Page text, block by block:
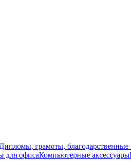
Дипломы, грамоты, благодарственные
для офисаКомпьютерные аксессуары